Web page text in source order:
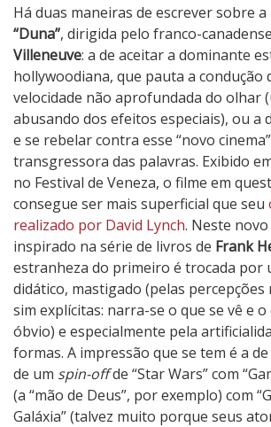
D
u
n
a
Há duas maneiras de escrever sobre
“Duna”, dirigida pelo franco-canadense
Villeneuve: a de aceitar a dominante
hollywoodiana, que pauta a condução
velocidade não aprofundada do olhar
abusando dos efeitos especiais), ou a
e se rebelar contra esse “novo
transgressora das palavras. Exibido
no Festival de Veneza, o filme em
consegue ser mais superficial que seu
realizado por David Lynch. Neste
inspirado na série de livros de Frank
estranheza do primeiro é trocada por
didático, mastigado (pelas percepções
sim explícitas: narra-se o que se vê e o
óbvio) e especialmente pela
formas. A impressão que se tem é a
de um spin-offde “Star Wars” com
(a “mão de Deus”, por exemplo) com
Galáxia” (talvez muito porque seus